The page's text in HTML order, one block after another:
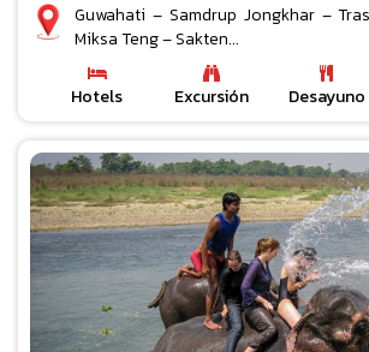
Guwahati – Samdrup Jongkhar –
Miksa Teng – Sakten...
Hotels Excursión Desayuno